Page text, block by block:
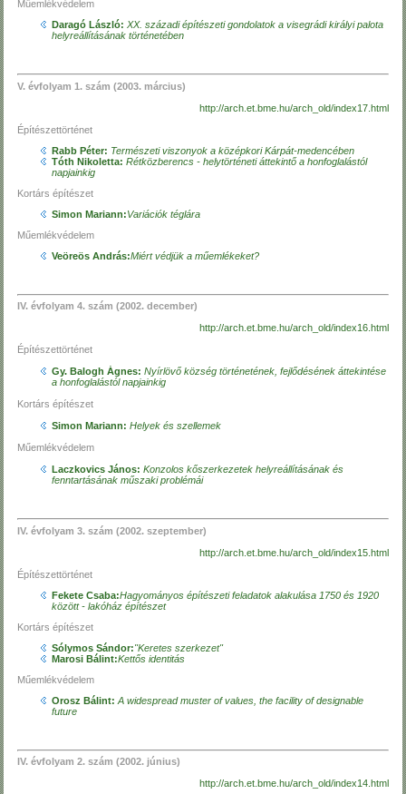
Műemlékvédelem
Daragó László: XX. századi építészeti gondolatok a visegrádi királyi palota
helyreállításának történetében
V. évfolyam 1. szám (2003. március)
http://arch.et.bme.hu/arch_old/index17.html
Építészettörténet
Rabb Péter: Természeti viszonyok a középkori Kárpát-medencében
Tóth Nikoletta:Rétközberencs - helytörténeti áttekintő a honfoglalástól
napjainkig
Kortárs építészet
Simon Mariann:Variációk téglára
Műemlékvédelem
Veöreös András:Miért védjük a műemlékeket?
IV. évfolyam 4. szám (2002. december)
http://arch.et.bme.hu/arch_old/index16.html
Építészettörténet
Gy. Balogh Ágnes:Nyírlövő község történetének, fejlődésének áttekintése
a honfoglalástól napjainkig
Kortárs építészet
Simon Mariann:Helyek és szellemek
Műemlékvédelem
Laczkovics János:Konzolos kőszerkezetek helyreállításának és
fenntartásának műszaki problémái
IV. évfolyam 3. szám (2002. szeptember)
http://arch.et.bme.hu/arch_old/index15.html
Építészettörténet
Fekete Csaba:Hagyományos építészeti feladatok alakulása 1750 és 1920
között - lakóház építészet
Kortárs építészet
Sólymos Sándor:"Keretes szerkezet"
Marosi Bálint:Kettős identitás
Műemlékvédelem
Orosz Bálint:A widespread muster of values, the facility of designable
future
IV. évfolyam 2. szám (2002. június)
http://arch.et.bme.hu/arch_old/index14.html